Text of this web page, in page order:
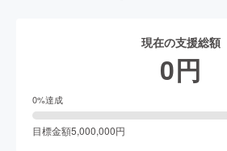
現在の支援総額
0円
0%達成
目標金額5,000,000円